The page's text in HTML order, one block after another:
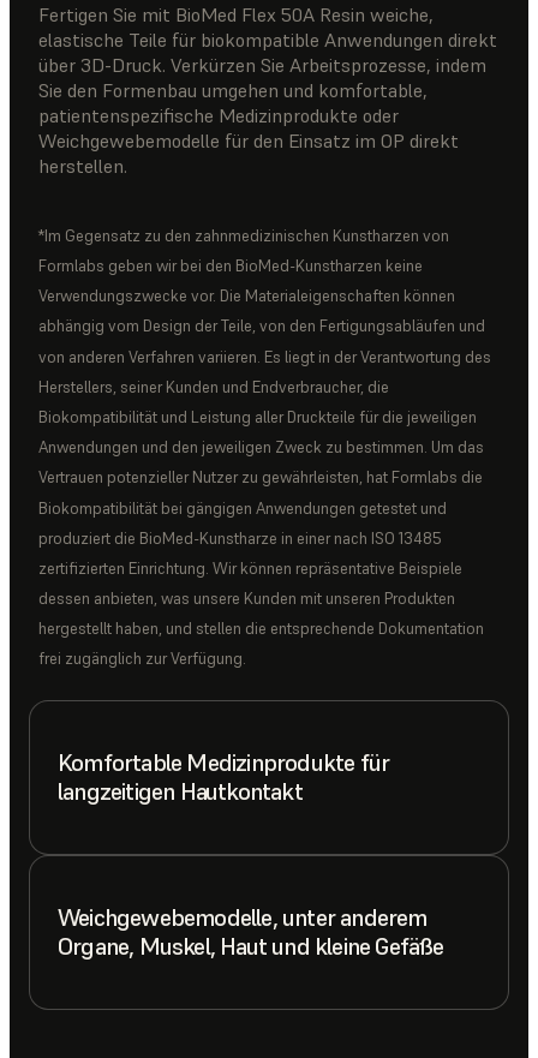
Fertigen Sie mit BioMed Flex 50A Resin weiche,
elastische Teile für biokompatible Anwendungen direkt
über 3D-Druck. Verkürzen Sie Arbeitsprozesse, indem
Sie den Formenbau umgehen und komfortable,
patientenspezifische Medizinprodukte oder
Weichgewebemodelle für den Einsatz im OP direkt
herstellen.
*Im Gegensatz zu den zahnmedizinischen Kunstharzen von
Formlabs geben wir bei den BioMed-Kunstharzen keine
Verwendungszwecke vor. Die Materialeigenschaften können
abhängig vom Design der Teile, von den Fertigungsabläufen und
von anderen Verfahren variieren. Es liegt in der Verantwortung des
Herstellers, seiner Kunden und Endverbraucher, die
Biokompatibilität und Leistung aller Druckteile für die jeweiligen
Anwendungen und den jeweiligen Zweck zu bestimmen. Um das
Vertrauen potenzieller Nutzer zu gewährleisten, hat Formlabs die
Biokompatibilität bei gängigen Anwendungen getestet und
produziert die BioMed-Kunstharze in einer nach ISO 13485
zertifizierten Einrichtung. Wir können repräsentative Beispiele
dessen anbieten, was unsere Kunden mit unseren Produkten
hergestellt haben, und stellen die entsprechende Dokumentation
frei zugänglich zur Verfügung.
Komfortable Medizinprodukte für
langzeitigen Hautkontakt
Weichgewebemodelle, unter anderem
Organe, Muskel, Haut und kleine Gefäße